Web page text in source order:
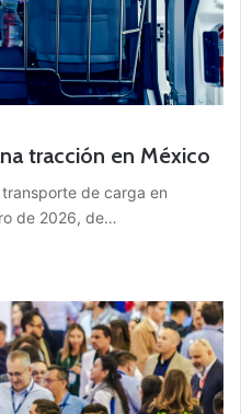
tracción en México
de carga en
de 2026, de…